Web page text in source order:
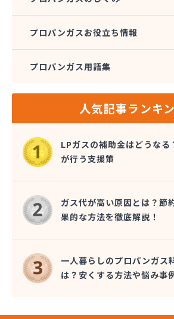
株式会社因幡燃料商会
株式会社永興エナジー
株式会社液化ガス
株式会社奥村商会
株式会社解放ガスセンター
株式会社丸 藤
株式会社鬼木商店
株式会社金光商店
株式会社九酸ガス住設
株式会社九酸ガス住設 直方営業所
株式会社九酸ガス住設 北九州営業
株式会社桑野商会
株式会社光栄ガス家電サービス
株式会社佐々木東商店
株式会社再生エネルギー
株式会社坂田ガス住設
株式会社三 豊
プロパンガスお役立ち情報
プロパンガス用語集
人気記事ランキ
LPガスの補助金はどうなる
が行う支援策
ガス代が高い原因とは？節
果的な方法を徹底解説！
一人暮らしのプロパンガス
は？安くする方法や悩み事